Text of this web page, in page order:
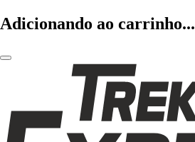
Adicionando ao carrinho...